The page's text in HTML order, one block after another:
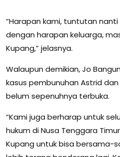
“Harapan kami, tuntutan
dengan harapan keluarga,
Kupang,” jelasnya.
Walaupun demikian, Jo
kasus pembunuhan Astrid
belum sepenuhnya terbuka.
“Kami juga berharap untuk
hukum di Nusa Tenggara
Kupang untuk bisa bersama-